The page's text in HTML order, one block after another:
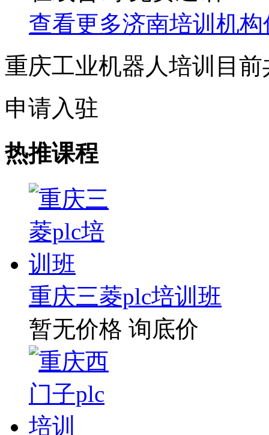
查看更多济南培训机构
重庆工业机器人培训目
申请入驻
热推课程
重庆三菱plc培训班
暂无价格 询底价